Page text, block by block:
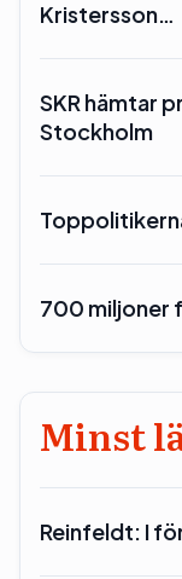
Kristersson…
SKR hämtar
Stockholm
700 miljoner
Minst
Reinfeldt: I